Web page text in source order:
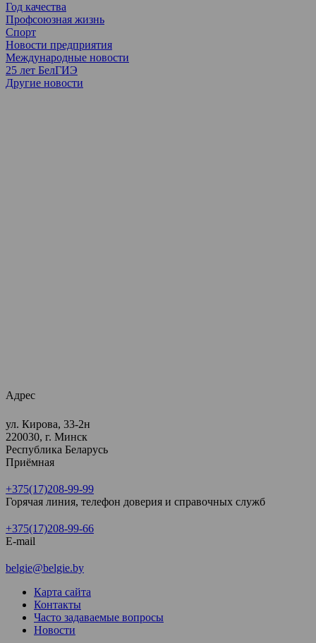
Год качества
Профсоюзная жизнь
Спорт
Новости предприятия
Международные новости
25 лет БелГИЭ
Другие новости
Адрес
ул. Кирова, 33-2н
220030, г. Минск
Республика Беларусь
Приёмная
+375(17)208-99-99
Горячая линия, телефон доверия и справочных служб
+375(17)208-99-66
E-mail
belgie@belgie.by
Карта сайта
Контакты
Часто задаваемые вопросы
Новости